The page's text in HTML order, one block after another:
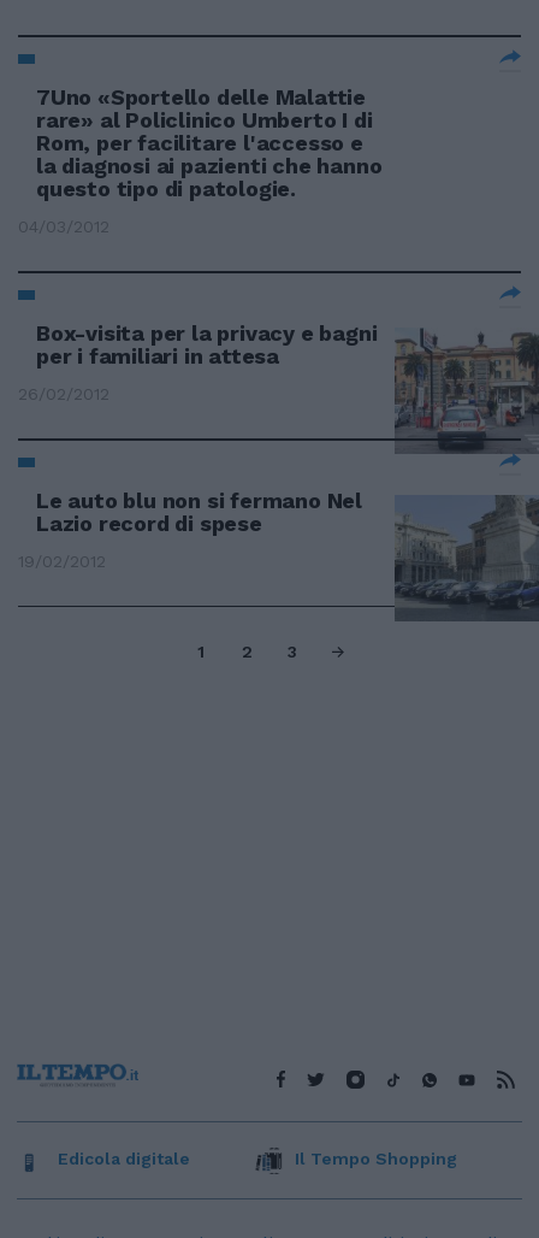
7Uno «Sportello delle Malattie
rare» al Policlinico Umberto I di
Rom, per facilitare l'accesso e
la diagnosi ai pazienti che hanno
questo tipo di patologie.
04/03/2012
Box-visita per la privacy e bagni
per i familiari in attesa
26/02/2012
Le auto blu non si fermano Nel
Lazio record di spese
19/02/2012
1 2 3
Edicola digitale Il Tempo Shopping